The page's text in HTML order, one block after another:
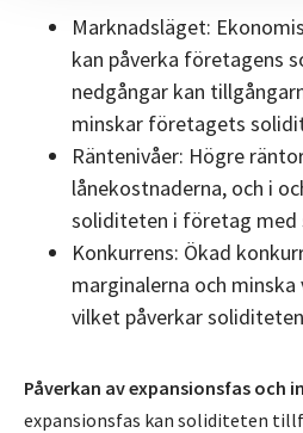
Marknadsläget:
kan påverka företagens
nedgångar kan
minskar företagets
Räntenivåer: Högre
lånekostnaderna, och i
soliditeten i företag med
Konkurrens: Ökad
marginalerna och
vilket påverkar
Påverkan av expansionsfas och
expansionsfas kan soliditeten